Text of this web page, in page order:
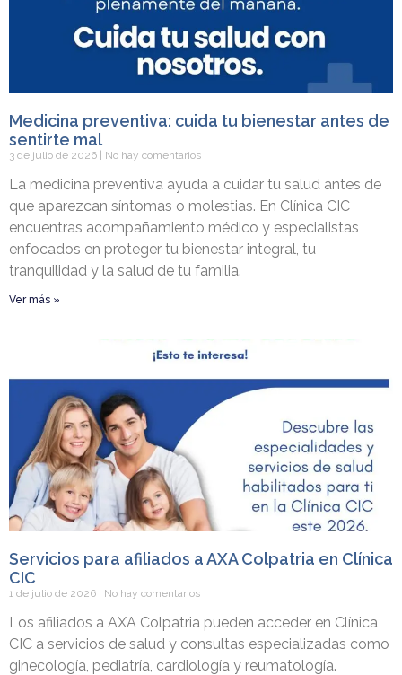
Medicina preventiva: cuida tu bienestar antes de
sentirte mal
3 de julio de 2026 No hay comentarios
La medicina preventiva ayuda a cuidar tu salud antes de
que aparezcan síntomas o molestias. En Clínica CIC
encuentras acompañamiento médico y especialistas
enfocados en proteger tu bienestar integral, tu
tranquilidad y la salud de tu familia.
Ver más »
Servicios para afiliados a AXA Colpatria en Clínica
CIC
1 de julio de 2026 No hay comentarios
Los afiliados a AXA Colpatria pueden acceder en Clínica
CIC a servicios de salud y consultas especializadas como
ginecología, pediatría, cardiología y reumatología.